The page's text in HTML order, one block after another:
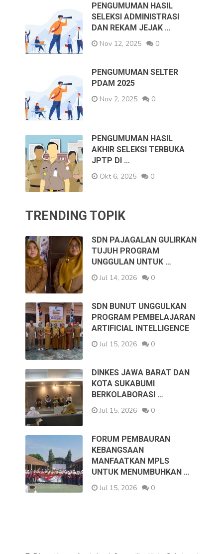
PENGUMUMAN HASIL
SELEKSI ADMINISTRASI
DAN REKAM JEJAK …
Nov 12, 2025
0
PENGUMUMAN SELTER
PDAM 2025
Nov 2, 2025
0
PENGUMUMAN HASIL
AKHIR SELEKSI TERBUKA
JPTP DI …
Okt 6, 2025
0
TRENDING TOPIK
SDN PAJAGALAN GULIRKAN
TUJUH PROGRAM
UNGGULAN UNTUK …
Jul 14, 2026
0
SDN BUNUT UNGGULKAN
PROGRAM PEMBELAJARAN
ARTIFICIAL INTELLIGENCE
Jul 15, 2026
0
DINKES JAWA BARAT DAN
KOTA SUKABUMI
BERKOLABORASI …
Jul 15, 2026
0
FORUM PEMBAURAN
KEBANGSAAN
MANFAATKAN MPLS
UNTUK MENUMBUHKAN …
Jul 15, 2026
0